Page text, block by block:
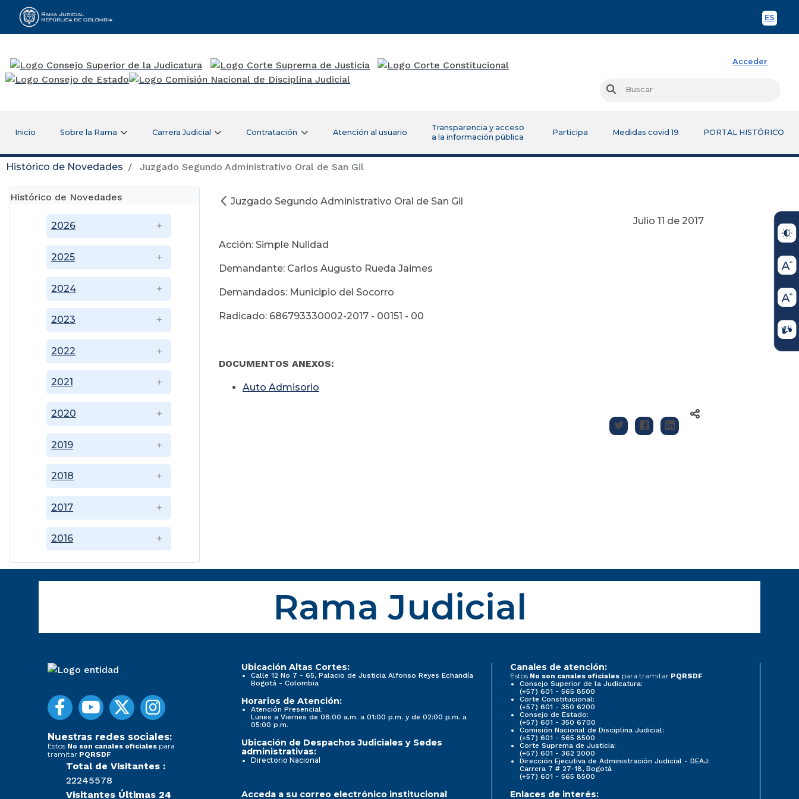
ES
Rama Judicial
Acceder
Buscar
Inicio Sobre la Rama Carrera Judicial Contratación Atención al usuario
Transparencia y acceso
a la información pública
Participa Medidas covid 19 PORTAL HISTÓRICO
Histórico de Novedades Juzgado Segundo Administrativo Oral de San Gil
Histórico de Novedades
2016
2017
2018
2019
2020
2021
2022
2023
2024
2025
2026
Juzgado Segundo Administrativo Oral de San Gil
Julio 11 de 2017
Acción: Simple Nulidad
Demandante: Carlos Augusto Rueda Jaimes
Demandados: Municipio del Socorro
Radicado: 686793330002-2017 - 00151 - 00
DOCUMENTOS ANEXOS:
Auto Admisorio
Rama Judicial
Nuestras redes sociales:
Estos No son canales oficiales para
tramitar PQRSDF
Total de Visitantes :
22245578
Visitantes Últimas 24
Ubicación Altas Cortes:
Calle 12 No 7 - 65, Palacio de Justicia Alfonso Reyes Echandía
Bogotá - Colombia
Horarios de Atención:
Atención Presencial:
Lunes a Viernes de 08:00 a.m. a 01:00 p.m. y de 02:00 p.m. a
05:00 p.m.
Ubicación de Despachos Judiciales y Sedes
administrativas:
Directorio Nacional
Canales de atención:
Estos No son canales oficiales para tramitar PQRSDF
Consejo Superior de la Judicatura:
(+57) 601 - 565 8500
Corte Constitucional:
(+57) 601 - 350 6200
Consejo de Estado:
(+57) 601 - 350 6700
Comisión Nacional de Disciplina Judicial:
(+57) 601 - 565 8500
Corte Suprema de Justicia:
(+57) 601 - 362 2000
Dirección Ejecutiva de Administración Judicial - DEAJ:
Carrera 7 # 27-18, Bogotá
(+57) 601 - 565 8500
Acceda a su correo electrónico institucional Enlaces de interés: